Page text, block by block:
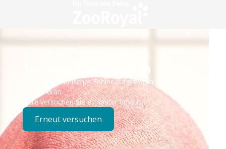
Technisches Problem
Es ist ein technischer Fehler aufgetreten – wir sind
bereits dran.
Bitte versuchen Sie es später erneut.
Erneut versuchen